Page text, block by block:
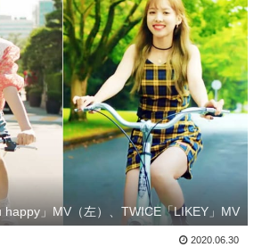
happy」MV（左）、TWICE「LIKEY」MV
2020.06.30